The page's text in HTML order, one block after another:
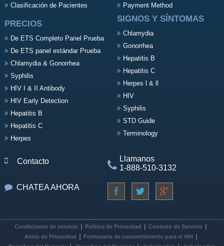
Clasificación de Pacientes
Payment Method
PRECIOS
De ETS Completo Panel Prueba
De ETS panel estándar Prueba
Chlamydia & Gonorrhea
Syphilis
HIV I & II Antibody
HIV Early Detection
Hepatitis B
Hepatitis C
Herpes
SIGNOS Y SÍNTOMAS
Chlamydia
Gonorrhea
Hepatitis B
Hepatitis C
Herpes l & ll
HIV
Syphilis
STD Guide
Terminology
Contacto
Llamanos
1-888-510-3132
CHATEA AHORA
Condiciones de servicio Política de Privacidad
Contrato de Servicio
Aviso de Privacidad
Formulario de consentimiento para el VIH